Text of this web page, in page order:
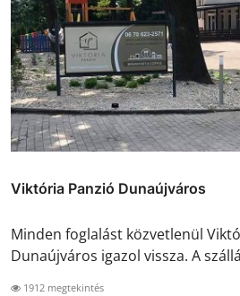
Viktória Panzió Dunaújváros
Minden foglalást közvetlenül
Dunaújváros igazol vissza. A
1912 megtekintés